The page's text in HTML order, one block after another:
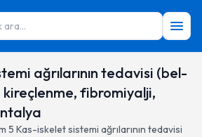
ara...
ağrılarının tedavisi (bel-
kireçlenme, fibromiyalji,
5 Kas-iskelet sistemi ağrılarının tedavisi